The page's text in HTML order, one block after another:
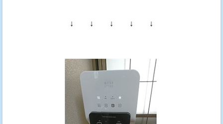
↓ ↓ ↓ ↓ ↓